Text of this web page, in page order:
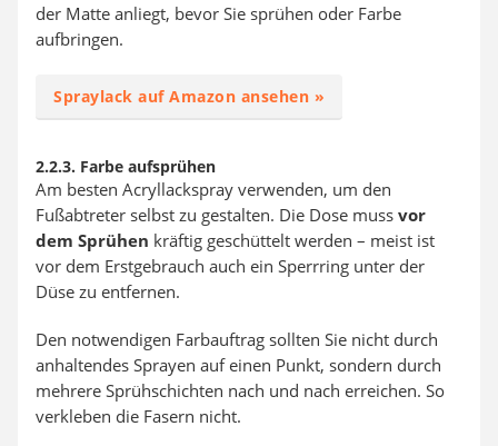
der Matte anliegt, bevor Sie sprühen oder Farbe
aufbringen.
Spraylack auf Amazon ansehen »
2.2.3. Farbe aufsprühen
Am besten Acryllackspray verwenden, um den
Fußabtreter selbst zu gestalten. Die Dose muss vor
dem Sprühen kräftig geschüttelt werden – meist ist
vor dem Erstgebrauch auch ein Sperrring unter der
Düse zu entfernen.
Den notwendigen Farbauftrag sollten Sie nicht durch
anhaltendes Sprayen auf einen Punkt, sondern durch
mehrere Sprühschichten nach und nach erreichen. So
verkleben die Fasern nicht.